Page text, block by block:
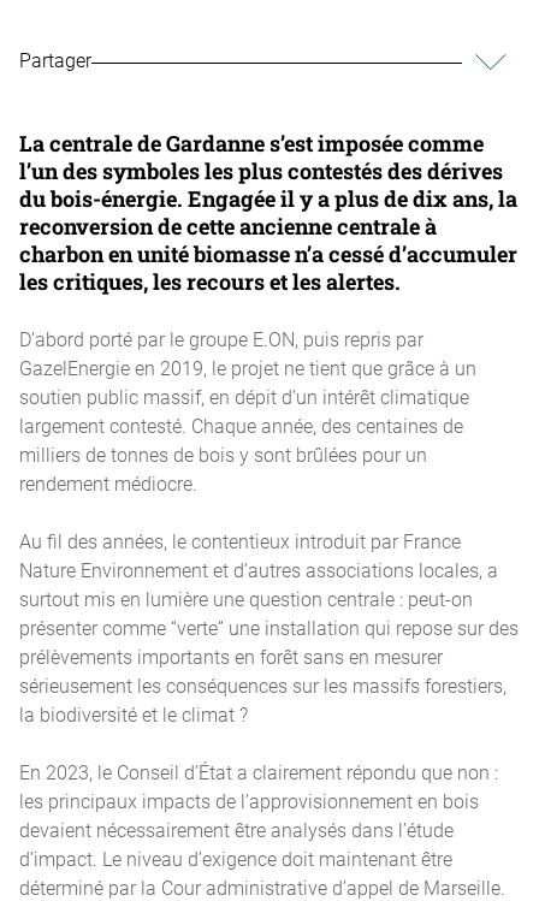
Partager
La centrale de Gardanne s’est imposée comme
l’un des symboles les plus contestés des dérives
du bois-énergie. Engagée il y a plus de dix ans, la
reconversion de cette ancienne centrale à
charbon en unité biomasse n’a cessé d’accumuler
les critiques, les recours et les alertes.
D’abord porté par le groupe E.ON, puis repris par
GazelEnergie en 2019, le projet ne tient que grâce à un
soutien public massif, en dépit d’un intérêt climatique
largement contesté. Chaque année, des centaines de
milliers de tonnes de bois y sont brûlées pour un
rendement médiocre.
Au fil des années, le contentieux introduit par France
Nature Environnement et d’autres associations locales, a
surtout mis en lumière une question centrale : peut-on
présenter comme “verte” une installation qui repose sur des
prélèvements importants en forêt sans en mesurer
sérieusement les conséquences sur les massifs forestiers,
la biodiversité et le climat ?
En 2023, le Conseil d’État a clairement répondu que non :
les principaux impacts de l’approvisionnement en bois
devaient nécessairement être analysés dans l’étude
d’impact. Le niveau d’exigence doit maintenant être
déterminé par la Cour administrative d’appel de Marseille.